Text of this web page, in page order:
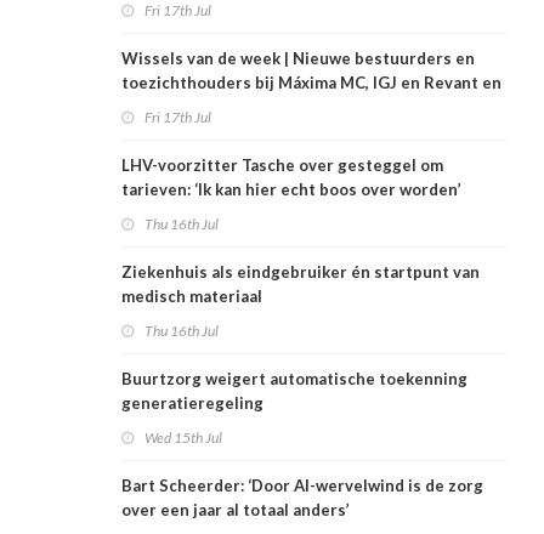
Fri 17th Jul
Wissels van de week | Nieuwe bestuurders en
toezichthouders bij Máxima MC, IGJ en Revant en
Fri 17th Jul
LHV-voorzitter Tasche over gesteggel om
tarieven: ‘Ik kan hier echt boos over worden’
Thu 16th Jul
Ziekenhuis als eindgebruiker én startpunt van
medisch materiaal
Thu 16th Jul
Buurtzorg weigert automatische toekenning
generatieregeling
Wed 15th Jul
Bart Scheerder: ‘Door AI-wervelwind is de zorg
over een jaar al totaal anders’